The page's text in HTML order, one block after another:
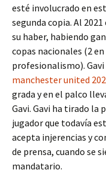
esté involucrado en
segunda copia. Al
su haber, habiendo
copas nacionales (2
profesionalismo).
manchester united
grada y en el palco
Gavi. Gavi ha tirado la
jugador que todavía
acepta injerencias y
de prensa, cuando se
mandatario.